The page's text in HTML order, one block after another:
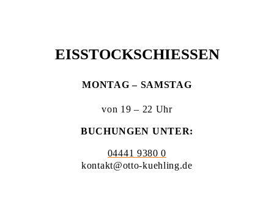
EISSTOCKSCHIESSEN
MONTAG – SAMSTAG
von 19 – 22 Uhr
BUCHUNGEN UNTER:
04441 9380 0
kontakt@otto-kuehling.de